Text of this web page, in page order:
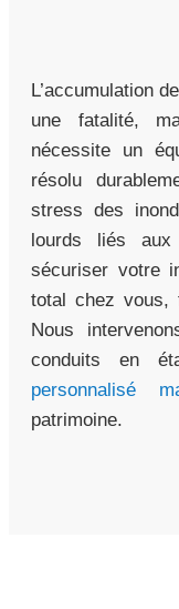
L’accumulation
une fatalité,
nécessite un
résolu
stress des
lourds liés aux
sécuriser votre
total chez vous,
Nous
conduits en
personnalisé
patrimoine.